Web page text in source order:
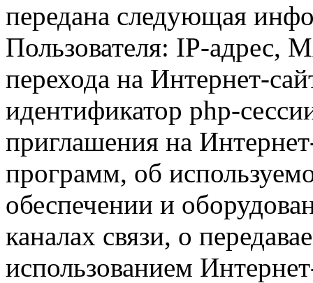
передана следующая
Пользователя: IP-адрес,
перехода на Интернет-
идентификатор php-
приглашения на
программ, об
обеспечении и
каналах связи, о
использованием